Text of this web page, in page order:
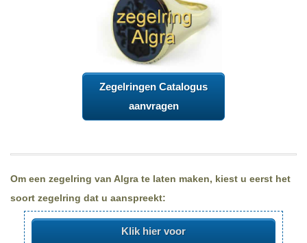
Zegelringen Catalogus
aanvragen
Om een zegelring van Algra te laten maken, kiest u eerst het
soort zegelring dat u aanspreekt:
Klik hier voor